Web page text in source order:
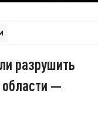
разрушить
—